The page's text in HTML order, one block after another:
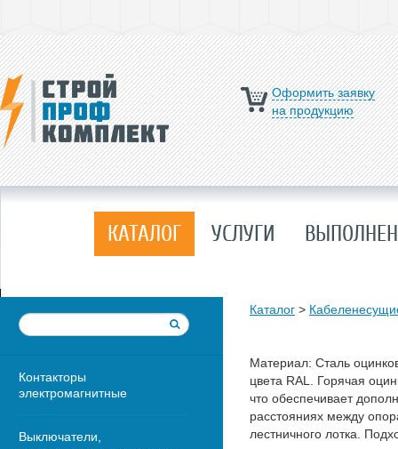
Оформить заявку
на продукцию
КАТАЛОГ УСЛУГИ
Контакторы
электромагнитные
Выключатели,
Каталог >
Материал: Сталь
цвета RAL. Горячая
что обеспечивает
расстояниях между
лестничного лотка.